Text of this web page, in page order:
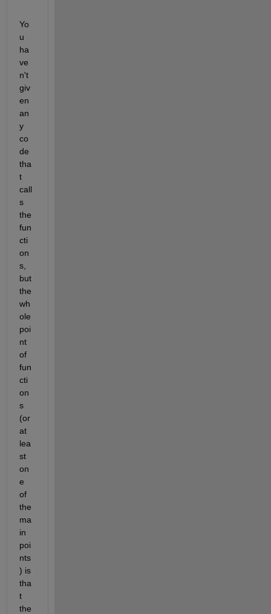
Yo
u
ha
ve
n't
giv
en
an
y
co
de
tha
t
call
s
the
fun
cti
on
s,
but
the
wh
ole
poi
nt
of
fun
cti
on
s
(or
at
lea
st
on
e
of
the
ma
in
poi
nts
) is
tha
t
the